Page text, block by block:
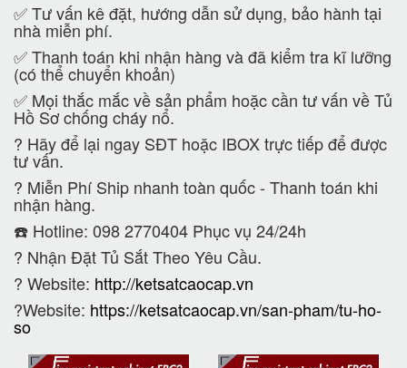
✅ Tư vấn kê đặt, hướng dẫn sử dụng, bảo hành tại
nhà miễn phí.
✅ Thanh toán khi nhận hàng và đã kiểm tra kĩ lưỡng
(có thể chuyển khoản)
✅ Mọi thắc mắc về sản phẩm hoặc cần tư vấn về Tủ
Hồ Sơ chống cháy nổ.
? Hãy để lại ngay SĐT hoặc IBOX trực tiếp để được
tư vấn.
? Miễn Phí Ship nhanh toàn quốc - Thanh toán khi
nhận hàng.
☎️ Hotline: 098 2770404 Phục vụ 24/24h
? Nhận Đặt Tủ Sắt Theo Yêu Cầu.
? Website: http://ketsatcaocap.vn
?Website: https://ketsatcaocap.vn/san-pham/tu-ho-
so